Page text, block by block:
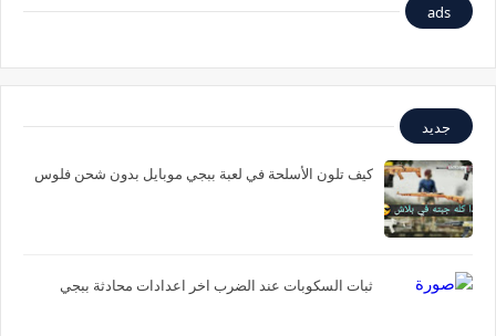
ads
جديد
كيف تلون الأسلحة في لعبة ببجي موبايل بدون شحن فلوس
ثبات السكوبات عند الضرب اخر اعدادات محادثة ببجي